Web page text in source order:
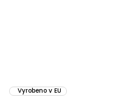
Vyrobeno v EU